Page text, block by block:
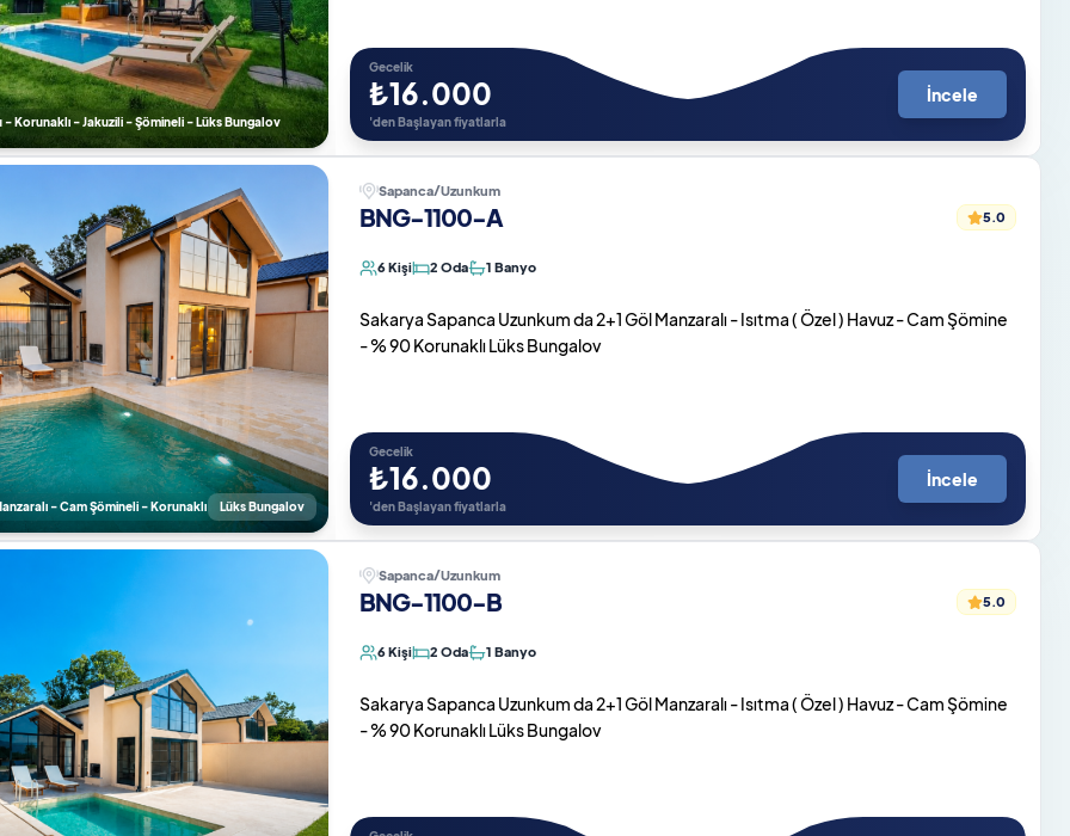
- Korunaklı - Jakuzili - Şömineli - Lüks Bungalov
Gecelik
₺16.000
'den Başlayan fiyatlarla
İncele
- Cam Şömineli - Korunaklı Lüks Bungalov
Sapanca/Uzunkum
BNG-1100-A 5.0
6 Kişi 2 Oda 1 Banyo
Sakarya Sapanca Uzunkum da 2+1 Göl Manzaralı - Isıtma ( Özel ) Havuz - Cam Şömine
- % 90 Korunaklı Lüks Bungalov
Gecelik
₺16.000
'den Başlayan fiyatlarla
İncele
Sapanca/Uzunkum
BNG-1100-B 5.0
6 Kişi 2 Oda 1 Banyo
Sakarya Sapanca Uzunkum da 2+1 Göl Manzaralı - Isıtma ( Özel ) Havuz - Cam Şömine
- % 90 Korunaklı Lüks Bungalov